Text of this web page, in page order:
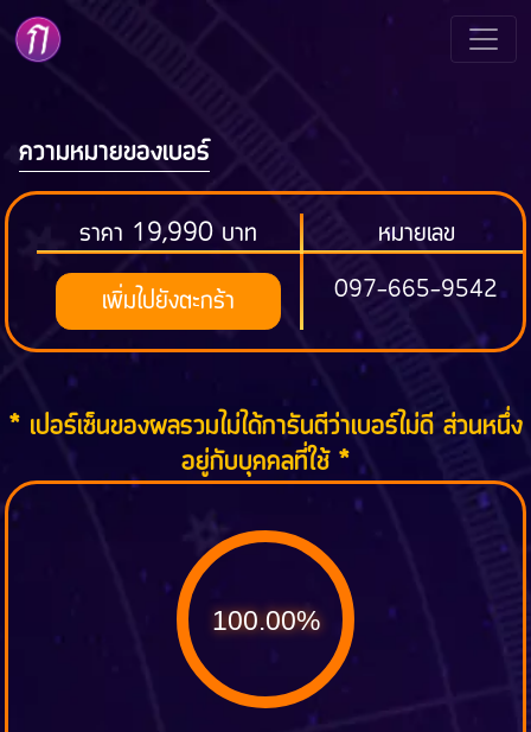
ความหมายของเบอร์
ราคา 19,990 บาท
หมายเลข
เพิ่มไปยังตะกร้า
097-665-9542
* เปอร์เซ็นของผลรวมไม่ได้การันตีว่าเบอร์ไม่ดี ส่วนหนึ่ง
อยู่กับบุคคลที่ใช้ *
100.00%